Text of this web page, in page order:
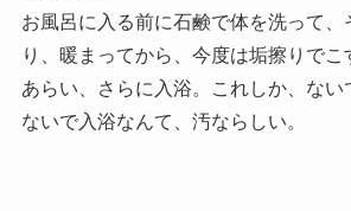
お風呂に入る前に石鹸で体を洗って、
り、暖まってから、今度は垢擦りでこ
あらい、さらに入浴。これしか、ない
ないで入浴なんて、汚ならしい。